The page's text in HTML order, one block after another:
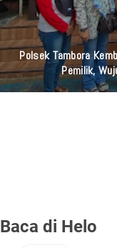
Polsek Tambora
Pemilik,
Baca di Helo